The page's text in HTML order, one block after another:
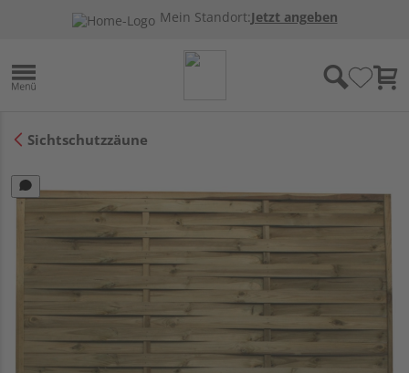
Mein Standort:Jetzt angeben
Sichtschutzzäune